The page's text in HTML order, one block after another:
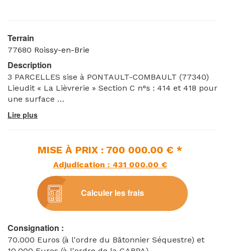
Terrain
77680 Roissy-en-Brie
Description
3 PARCELLES sise à PONTAULT-COMBAULT (77340)
Lieudit « La Lièvrerie » Section C n°s : 414 et 418 pour
une surface
13 PARCELLES sise à ROISSY-EN-BRIE (77680)
pour une surface totale de 09 ha 47 a et 04 ca.
Lieudit « Les Prés de la Longuiolle », Section C n°s :
319 et 24 pour une surface totale de 09 ha 95 a et 63
Lieudit « La Lièvrerie », Section C n°s : 49, 52 et 53
pour une surface totale de 13 ha 36 a et 09 ca.
pour une surface totale de 37 ha 70 a et 72 ca.
Lieudit « La Canarderie », Section C n° : 353 pour 02
MISE À PRIX : 700 000.00 € *
Adjudication : 431 000.00 €
Calculer les frais
Consignation :
70.000 Euros (à l'ordre du Bâtonnier Séquestre) et